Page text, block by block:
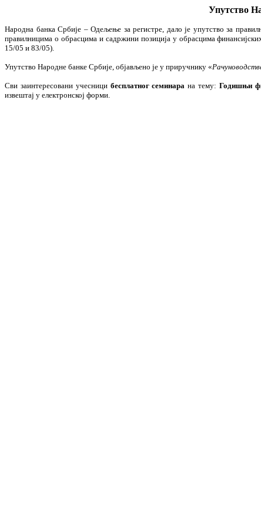
Упутство
Народна банка Србије – Одељење за регистре, дало је упутство за
правилницима о обрасцима и садржини позиција у обрасцима
15/05 и 83/05).
Упутство Народне банке Србије, објављено је у приручнику «
Сви заинтересовани учесници бесплатног семинара на тему: Годишњи
извештај у електронској форми.